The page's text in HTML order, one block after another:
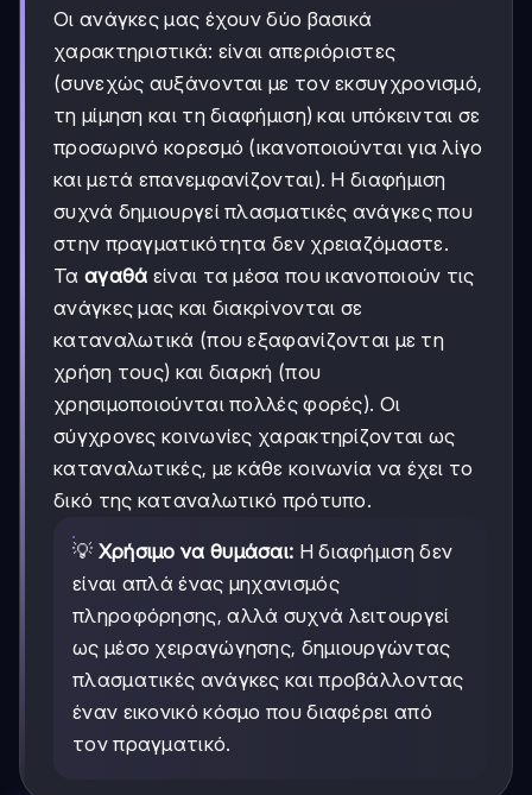
Οι ανάγκες μας έχουν δύο βασικά
χαρακτηριστικά: είναι απεριόριστες
(συνεχώς αυξάνονται με τον εκσυγχρονισμό,
τη μίμηση και τη διαφήμιση) και υπόκεινται σε
προσωρινό κορεσμό (ικανοποιούνται για λίγο
και μετά επανεμφανίζονται). Η διαφήμιση
συχνά δημιουργεί πλασματικές ανάγκες που
στην πραγματικότητα δεν χρειαζόμαστε.
Τα αγαθά είναι τα μέσα που ικανοποιούν τις
ανάγκες μας και διακρίνονται σε
καταναλωτικά (που εξαφανίζονται με τη
χρήση τους) και διαρκή (που
χρησιμοποιούνται πολλές φορές). Οι
σύγχρονες κοινωνίες χαρακτηρίζονται ως
καταναλωτικές, με κάθε κοινωνία να έχει το
δικό της καταναλωτικό πρότυπο.
💡 Χρήσιμο να θυμάσαι: Η διαφήμιση δεν
είναι απλά ένας μηχανισμός
πληροφόρησης, αλλά συχνά λειτουργεί
ως μέσο χειραγώγησης, δημιουργώντας
πλασματικές ανάγκες και προβάλλοντας
έναν εικονικό κόσμο που διαφέρει από
τον πραγματικό.